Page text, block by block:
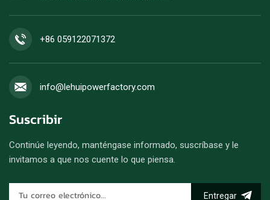
+86 059122071372
info@lehuipowerfactory.com
Suscribir
Continúe leyendo, manténgase informado, suscríbase y le
invitamos a que nos cuente lo que piensa.
Entregar